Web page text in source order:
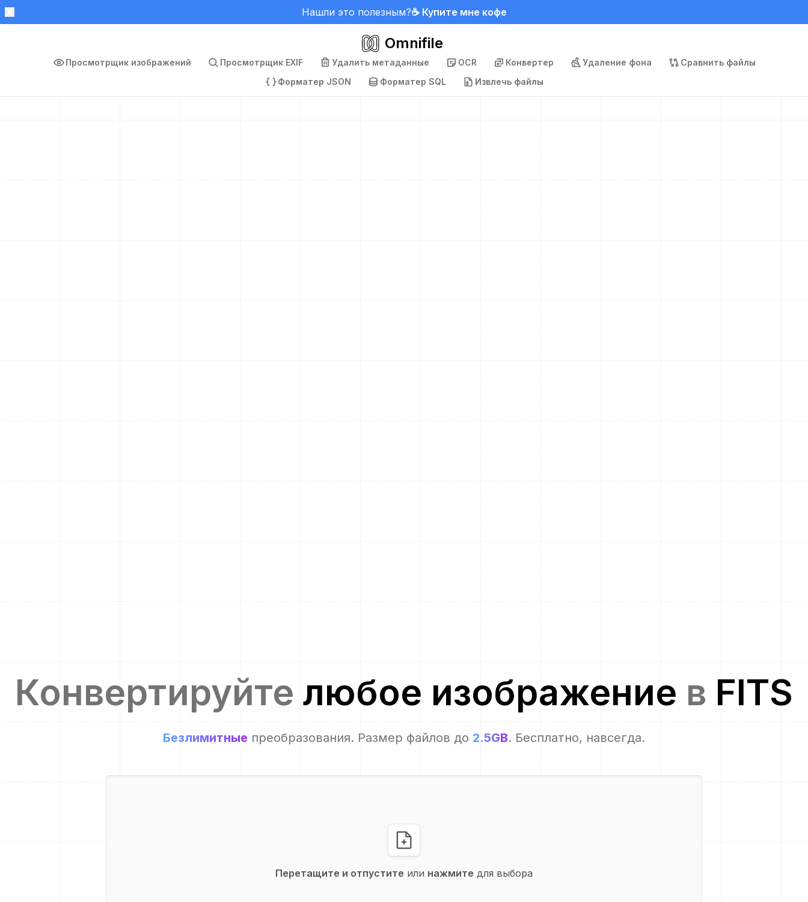
Нашли это полезным?☕ Купите мне кофе
Omnifile
Просмотрщик изображений Просмотрщик EXIF Удалить метаданные OCR Конвертер Удаление фона
Сравнить файлы
Форматер JSON
Форматер SQL Извлечь файлы
Конвертируйте любое изображение в FITS
Безлимитные преобразования. Размер файлов до 2.5GB. Бесплатно, навсегда.
Перетащите и отпустите или нажмите для выбора